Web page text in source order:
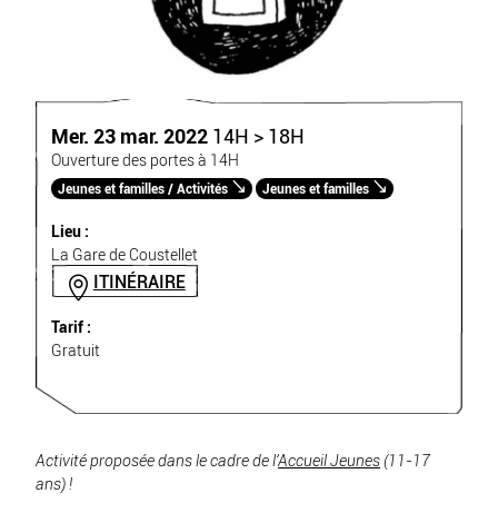
Mer. 23 mar. 2022 14H > 18H
Ouverture des portes à 14H
Jeunes et familles / Activités Jeunes et familles
Lieu :
La Gare de Coustellet
ITINÉRAIRE
Tarif :
Gratuit
Activité proposée dans le cadre de l’Accueil Jeunes(11-17
ans) !